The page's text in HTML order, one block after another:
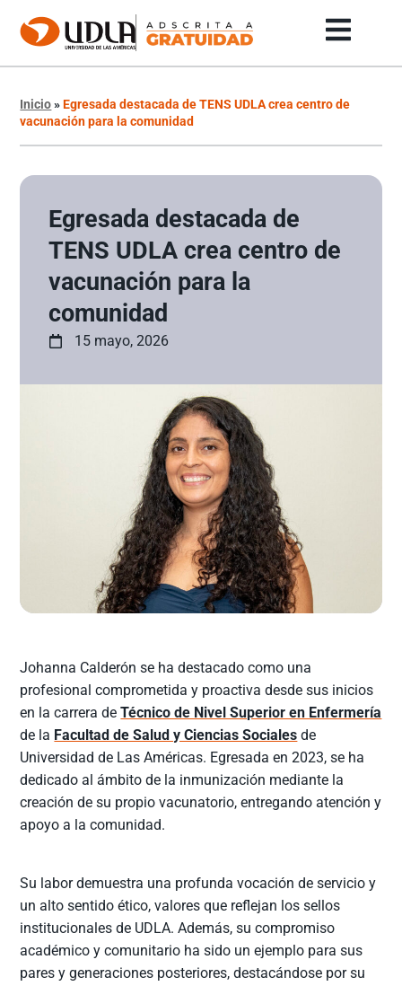
Inicio»Egresada destacada de TENS UDLA crea centro de
vacunación para la comunidad
Egresada destacada de
TENS UDLA crea centro de
vacunación para la
comunidad
15 mayo, 2026
Johanna Calderón se ha destacado como una
profesional comprometida y proactiva desde sus inicios
en la carrera deTécnico de Nivel Superior en Enfermería
de la Facultad de Salud y Ciencias Sociales de
Universidad de Las Américas. Egresada en 2023, se ha
dedicado al ámbito de la inmunización mediante la
creación de su propio vacunatorio, entregando atención y
apoyo a la comunidad.
Su labor demuestra una profunda vocación de servicio y
un alto sentido ético, valores que reflejan los sellos
institucionales de UDLA. Además, su compromiso
académico y comunitario ha sido un ejemplo para sus
pares y generaciones posteriores, destacándose por su